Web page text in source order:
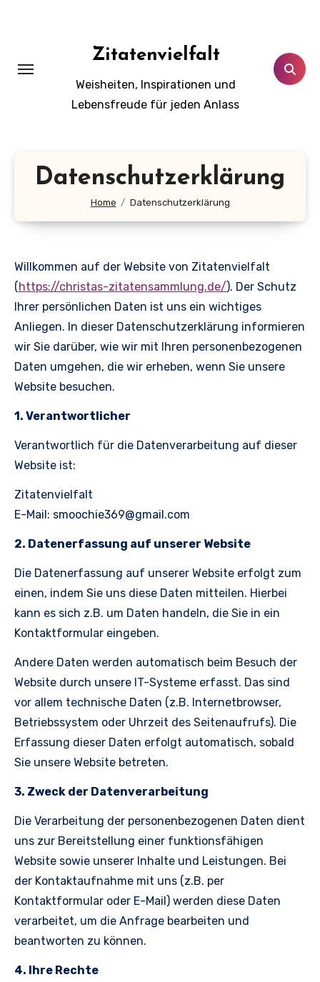
Zitatenvielfalt
Weisheiten, Inspirationen und
Lebensfreude für jeden Anlass
Datenschutzerklärung
Home Datenschutzerklärung
Willkommen auf der Website von Zitatenvielfalt
(https://christas-zitatensammlung.de/). Der Schutz
Ihrer persönlichen Daten ist uns ein wichtiges
Anliegen. In dieser Datenschutzerklärung informieren
wir Sie darüber, wie wir mit Ihren personenbezogenen
Daten umgehen, die wir erheben, wenn Sie unsere
Website besuchen.
1. Verantwortlicher
Verantwortlich für die Datenverarbeitung auf dieser
Website ist:
Zitatenvielfalt
E-Mail: smoochie369@gmail.com
2. Datenerfassung auf unserer Website
Die Datenerfassung auf unserer Website erfolgt zum
einen, indem Sie uns diese Daten mitteilen. Hierbei
kann es sich z.B. um Daten handeln, die Sie in ein
Kontaktformular eingeben.
Andere Daten werden automatisch beim Besuch der
Website durch unsere IT-Systeme erfasst. Das sind
vor allem technische Daten (z.B. Internetbrowser,
Betriebssystem oder Uhrzeit des Seitenaufrufs). Die
Erfassung dieser Daten erfolgt automatisch, sobald
Sie unsere Website betreten.
3. Zweck der Datenverarbeitung
Die Verarbeitung der personenbezogenen Daten dient
uns zur Bereitstellung einer funktionsfähigen
Website sowie unserer Inhalte und Leistungen. Bei
der Kontaktaufnahme mit uns (z.B. per
Kontaktformular oder E-Mail) werden diese Daten
verarbeitet, um die Anfrage bearbeiten und
beantworten zu können.
4. Ihre Rechte